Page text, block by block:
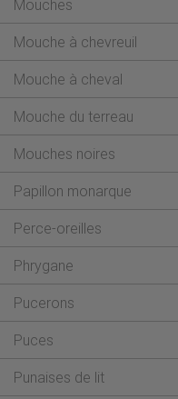
Mouches
Mouche à chevreuil
Mouche à cheval
Mouche du terreau
Mouches noires
Papillon monarque
Perce-oreilles
Phrygane
Pucerons
Puces
Punaises de lit
–